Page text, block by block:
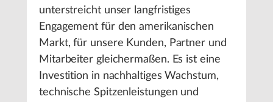
unterstreicht unser langfristiges
Engagement für den amerikanischen
Markt, für unsere Kunden, Partner und
Mitarbeiter gleichermaßen. Es ist eine
Investition in nachhaltiges Wachstum,
technische Spitzenleistungen und